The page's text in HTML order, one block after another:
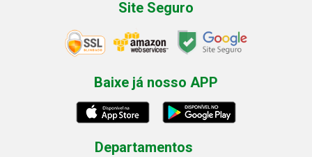
Site Seguro
Baixe já nosso APP
Departamentos